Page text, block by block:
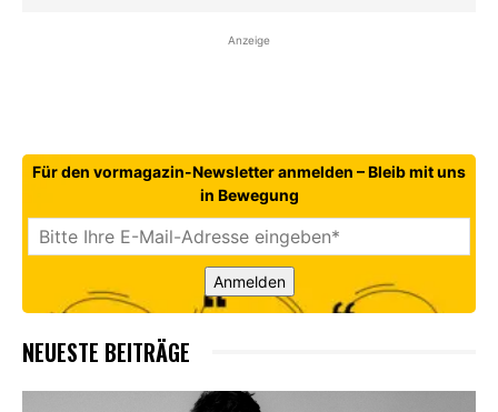
Anzeige
Für den vormagazin-Newsletter anmelden – Bleib mit uns
in Bewegung
Anmelden
NEUESTE BEITRÄGE